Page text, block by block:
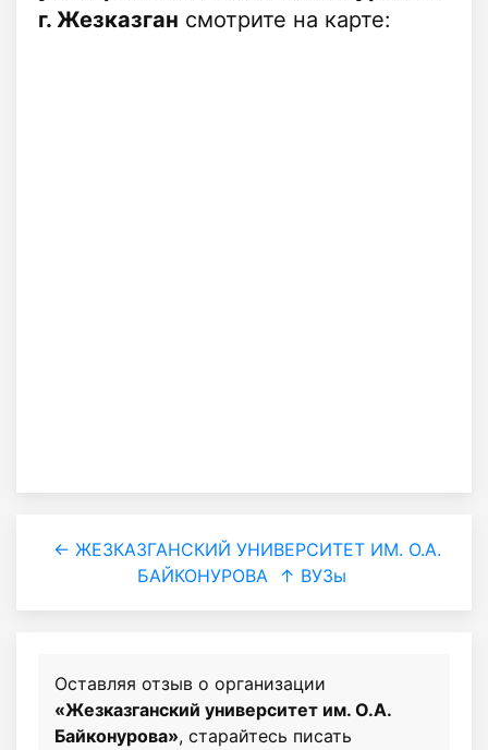
г. Жезказган смотрите на карте:
← ЖЕЗКАЗГАНСКИЙ УНИВЕРСИТЕТ ИМ. О.А.
БАЙКОНУРОВА
↑ ВУЗы
Оставляя отзыв о организации
«Жезказганский университет им. О.А.
Байконурова», старайтесь писать